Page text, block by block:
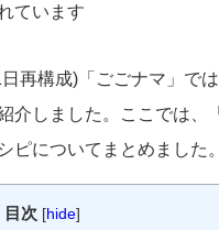
ています